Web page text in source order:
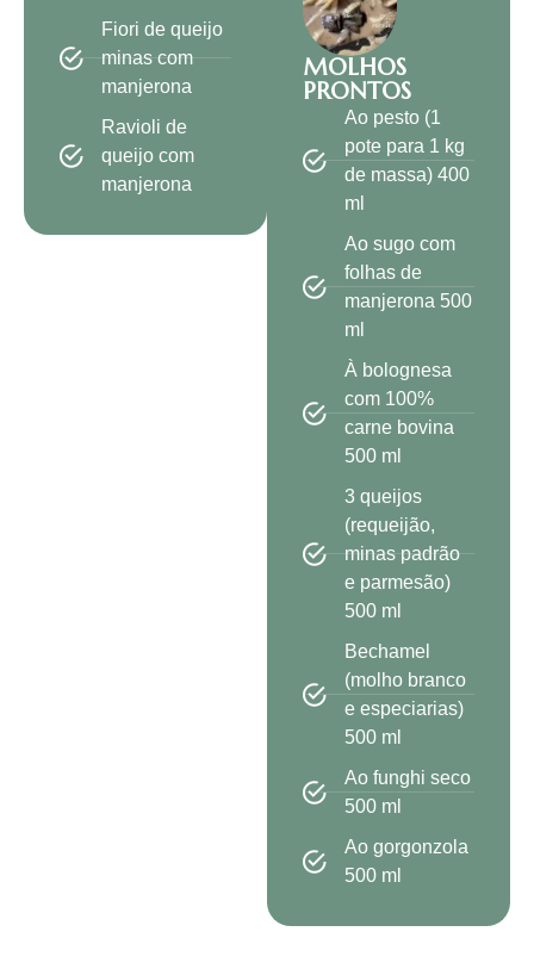
Fiori de queijo
minas com
manjerona
Ravioli de
queijo com
manjerona
MOLHOS
PRONTOS
Ao pesto (1
pote para 1 kg
de massa) 400
ml
Ao sugo com
folhas de
manjerona 500
ml
À bolognesa
com 100%
carne bovina
500 ml
3 queijos
(requeijão,
minas padrão
e parmesão)
500 ml
Bechamel
(molho branco
e especiarias)
500 ml
Ao funghi seco
500 ml
Ao gorgonzola
500 ml